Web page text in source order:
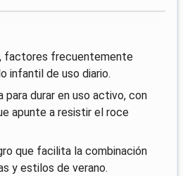
factores frecuentemente
infantil de uso diario.
para durar en uso activo, con
apunte a resistir el roce
que facilita la combinación
y estilos de verano.